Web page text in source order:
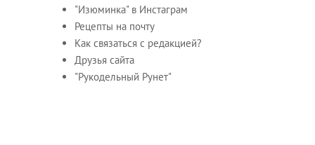
"Изюминка" в Инстаграм
Рецепты на почту
Как связаться с редакцией?
Друзья сайта
"Рукодельный Рунет"